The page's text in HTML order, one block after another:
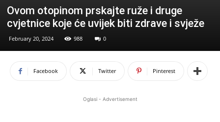
Ovom otopinom prskajte ruže i druge
cvjetnice koje će uvijek biti zdrave i svježe
February 20, 2024 988 0
Facebook Twitter Pinterest
Oglasi - Advertisement